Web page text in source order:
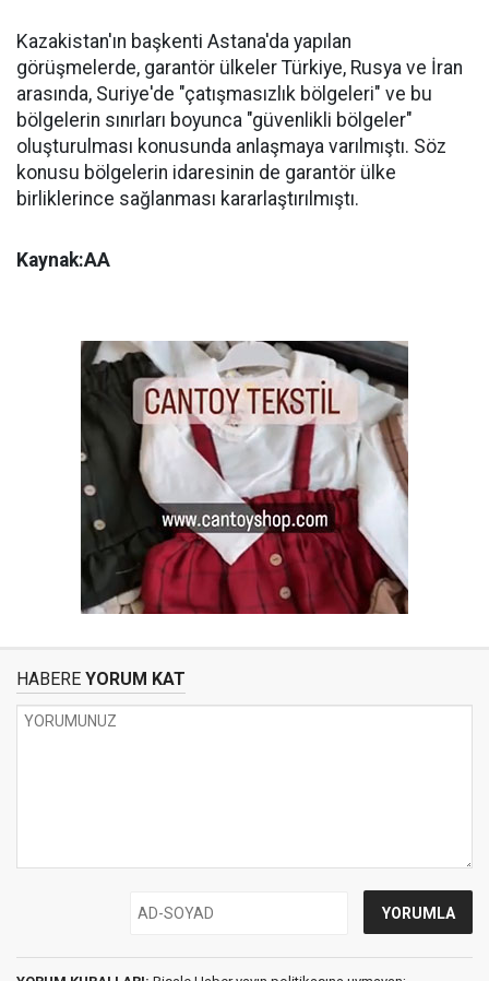
Kazakistan'ın başkenti Astana'da yapılan
görüşmelerde, garantör ülkeler Türkiye, Rusya ve İran
arasında, Suriye'de "çatışmasızlık bölgeleri" ve bu
bölgelerin sınırları boyunca "güvenlikli bölgeler"
oluşturulması konusunda anlaşmaya varılmıştı. Söz
konusu bölgelerin idaresinin de garantör ülke
birliklerince sağlanması kararlaştırılmıştı.
Kaynak:AA
HABERE YORUM KAT